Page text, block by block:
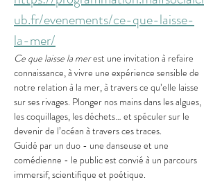
ub.fr/evenements/ce-que-laisse-
la-mer/
Ce que laisse la mer est une invitation à refaire
connaissance, à vivre une expérience sensible de
notre relation à la mer, à travers ce qu’elle laisse
sur ses rivages. Plonger nos mains dans les algues,
les coquillages, les déchets… et spéculer sur le
devenir de l’océan à travers ces traces.
Guidé par un duo - une danseuse et une
comédienne - le public est convié à un parcours
immersif, scientifique et poétique.